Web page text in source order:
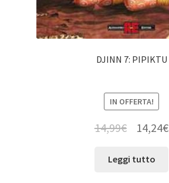
DJINN 7: PIPIKTU
IN OFFERTA!
14,99€ 14,24€
Leggi tutto